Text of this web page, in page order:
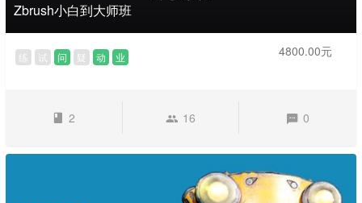
Zbrush小白到大师班
练 试 问 疑 动 业 4800.00元
2 16 0